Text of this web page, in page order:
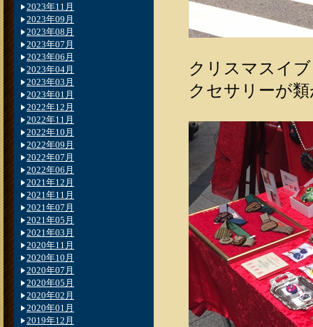
クリスマスイ
クセサリーが
2023年11月
2023年09月
2023年08月
2023年07月
2023年06月
2023年04月
2023年03月
2023年01月
2022年12月
2022年11月
2022年10月
2022年09月
2022年07月
2022年06月
2021年12月
2021年11月
2021年07月
2021年05月
2021年03月
2020年11月
2020年10月
2020年07月
2020年05月
2020年02月
2020年01月
2019年12月